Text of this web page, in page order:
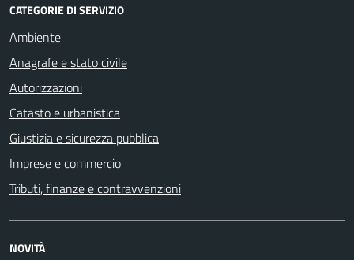
CATEGORIE DI SERVIZIO
Ambiente
Anagrafe e stato civile
Autorizzazioni
Catasto e urbanistica
Giustizia e sicurezza pubblica
Imprese e commercio
Tributi, finanze e contravvenzioni
NOVITÀ